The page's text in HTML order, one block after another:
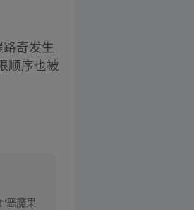
奇发生
顺序也被
恶魔果